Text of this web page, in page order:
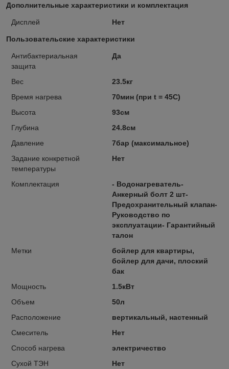
Дополнительные характеристики и комплектация
Дисплей Нет
Пользовательские характеристики
Антибактериальная
защита
Да
Вес
23.5кг
Время нагрева
70мин (при t = 45C)
Высота
93см
Глубина
24.8см
Давление
7бар (максимальное)
Задание конкретной
температуры
Нет
Комплектация
- Водонагреватель-
Анкерный болт 2 шт-
Предохранительный клапан-
Руководство по
эксплуатации- Гарантийный
талон
Метки
бойлер для квартиры,
бойлер для дачи, плоский
бак
Мощность
1.5кВт
Объем
50л
Расположение
вертикальный, настенный
Смеситель
Нет
Способ нагрева
электричество
Сухой ТЭН
Нет